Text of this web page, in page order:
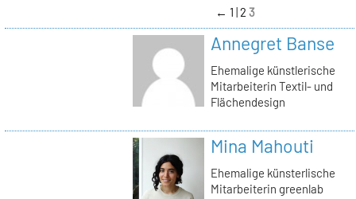
← 1 23
Annegret Banse
Ehemalige künstlerische
Mitarbeiterin Textil- und
Flächendesign
Mina Mahouti
Ehemalige künsterlische
Mitarbeiterin greenlab